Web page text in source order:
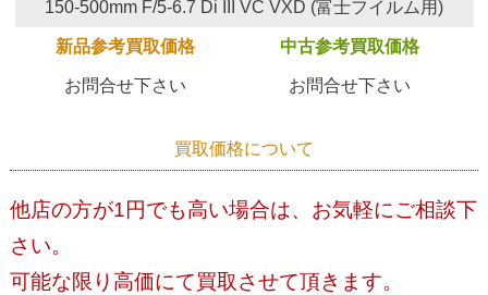
150-500mm F/5-6.7 Di III VC VXD (富士フイルム用)
新品参考買取価格 中古参考買取価格
お問合せ下さい お問合せ下さい
買取価格について
他店の方が1円でも高い場合は、お気軽にご相談下
さい。
可能な限り高価にて買取させて頂きます。